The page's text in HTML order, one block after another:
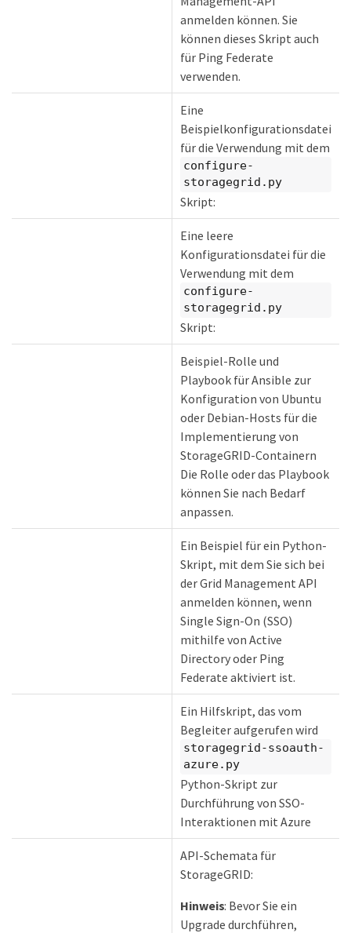
anmelden können. Sie
können dieses Skript auch
für Ping Federate
verwenden.
Eine
Beispielkonfigurationsdatei
für die Verwendung mit dem
configure-
storagegrid.py
Skript:
Eine leere
Konfigurationsdatei für die
Verwendung mit dem
configure-
storagegrid.py
Skript:
Beispiel-Rolle und
Playbook für Ansible zur
Konfiguration von Ubuntu
oder Debian-Hosts für die
Implementierung von
StorageGRID-Containern
Die Rolle oder das Playbook
können Sie nach Bedarf
anpassen.
Ein Beispiel für ein Python-
Skript, mit dem Sie sich bei
der Grid Management API
anmelden können, wenn
Single Sign-On (SSO)
mithilfe von Active
Directory oder Ping
Federate aktiviert ist.
Ein Hilfskript, das vom
Begleiter aufgerufen wird
storagegrid-ssoauth-
azure.py
Python-Skript zur
Durchführung von SSO-
Interaktionen mit Azure
API-Schemata für
StorageGRID:
Hinweis: Bevor Sie ein
Upgrade durchführen,